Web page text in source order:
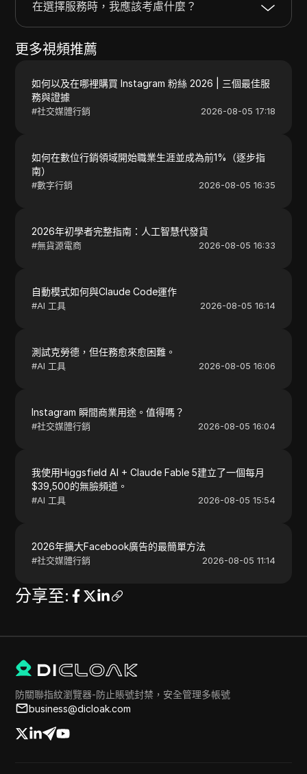
在選擇服務時，我應該考慮什麼？
更多視頻推薦
如何以及在哪裡購買 Instagram 粉絲 2026 | 三個最佳服
務與證據
#社交媒體行銷 2026-08-05 17:18
如何在數位行銷領域開始職業生涯並成為前1%（逐步指
南）
#數字行銷 2026-08-05 16:35
2026年初學者完整指南：人工智慧代發貨
#無貨源電商 2026-08-05 16:33
自動模式如何與Claude Code運作
#AI 工具 2026-08-05 16:14
測試克勞德，但任務愈來愈困難。
#AI 工具 2026-08-05 16:06
Instagram 瞬間商業用途。值得嗎？
#社交媒體行銷 2026-08-05 16:04
我使用Higgsfield AI + Claude Fable 5建立了一個每月
$39,500的無臉頻道。
#AI 工具 2026-08-05 15:54
2026年擴大Facebook廣告的最簡單方法
#社交媒體行銷 2026-08-05 11:14
分享至:
防關聯指紋瀏覽器-防止賬號封禁，安全管理多帳號
business@dicloak.com